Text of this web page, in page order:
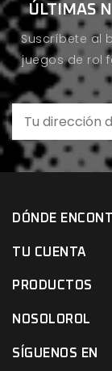
ÚLTIMAS
Suscríbete al
juegos de rol
DÓNDE
TU CUENTA
PRODUCTOS
NOSOLOROL
SÍGUENOS EN